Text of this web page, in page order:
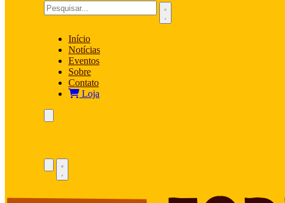
Início
Notícias
Eventos
Sobre
Contato
Loja